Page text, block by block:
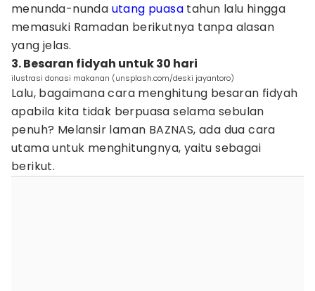
menunda-nunda utang puasa tahun lalu hingga
memasuki Ramadan berikutnya tanpa alasan
yang jelas.
3. Besaran fidyah untuk 30 hari
ilustrasi donasi makanan (unsplash.com/deski jayantoro)
Lalu, bagaimana cara menghitung besaran fidyah
apabila kita tidak berpuasa selama sebulan
penuh? Melansir laman BAZNAS, ada dua cara
utama untuk menghitungnya, yaitu sebagai
berikut.